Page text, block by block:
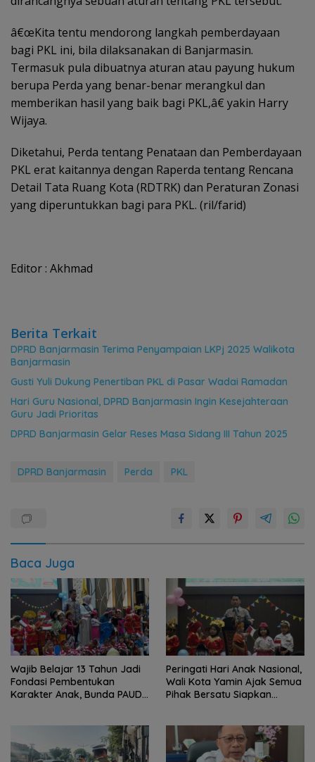
â€œKita tentu mendorong langkah pemberdayaan
bagi PKL ini, bila dilaksanakan di Banjarmasin.
Termasuk pula dibuatnya aturan atau payung hukum
berupa Perda yang benar-benar merangkul dan
memberikan hasil yang baik bagi PKL,â€ yakin Harry
Wijaya.
Diketahui, Perda tentang Penataan dan Pemberdayaan
PKL erat kaitannya dengan Raperda tentang Rencana
Detail Tata Ruang Kota (RDTRK) dan Peraturan Zonasi
yang diperuntukkan bagi para PKL. (ril/farid)
Editor : Akhmad
Berita Terkait
DPRD Banjarmasin Terima Penyampaian LKPj 2025 Walikota
Banjarmasin
Gusti Yuli Dukung Penertiban PKL di Pasar Wadai Ramadan
Hari Guru Nasional, DPRD Banjarmasin Ingin Kesejahteraan
Guru Jadi Prioritas
DPRD Banjarmasin Gelar Reses Masa Sidang III Tahun 2025
DPRD Banjarmasin Perda PKL
Baca Juga
Wajib Belajar 13 Tahun Jadi
Fondasi Pembentukan
Karakter Anak, Bunda PAUD
Peringati Hari Anak Nasional,
Wali Kota Yamin Ajak Semua
Pihak Bersatu Siapkan